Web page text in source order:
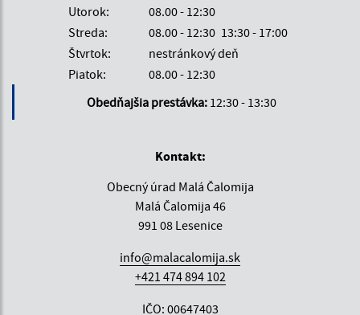
Utorok:
08.00 - 12:30
Streda:
08.00 - 12:30 13:30 - 17:00
Štvrtok:
nestránkový deň
Piatok:
08.00 - 12:30
Obedňajšia prestávka: 12:30 - 13:30
Kontakt:
Obecný úrad Malá Čalomija
Malá Čalomija 46
991 08 Lesenice
info@malacalomija.sk
+421 474 894 102
IČO: 00647403